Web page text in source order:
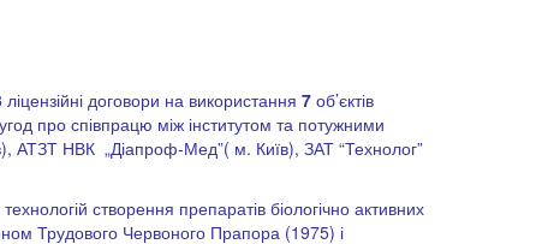
ліцензійні договори на використання 7 об’єктів
про співпрацю між інститутом та потужними
НВК „Діапроф-Мед”( м. Київ), ЗАТ “Технолог”
створення препаратів біологічно активних
Трудового Червоного Прапора (1975) і